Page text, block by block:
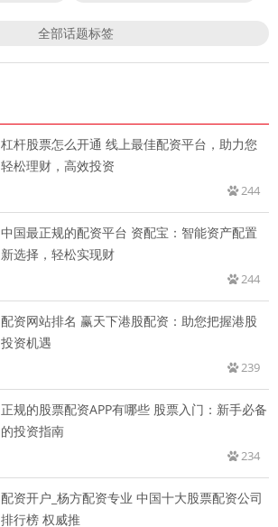
全部话题标签
杠杆股票怎么开通 线上最佳配资平台，助力您
轻松理财，高效投资
244
中国最正规的配资平台 资配宝：智能资产配置
新选择，轻松实现财
244
配资网站排名 赢天下港股配资：助您把握港股
投资机遇
239
正规的股票配资APP有哪些 股票入门：新手必备
的投资指南
234
配资开户_杨方配资专业 中国十大股票配资公司
排行榜 权威推